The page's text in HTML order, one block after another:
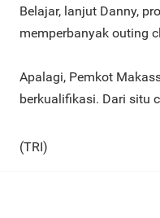
Belajar, lanjut Danny,
memperbanyak outing
Apalagi, Pemkot
berkualifikasi. Dari situ
(TRI)